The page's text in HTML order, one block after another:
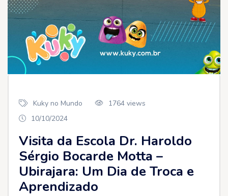
Kuky no Mundo
1764 views
10/10/2024
Visita da Escola Dr. Haroldo
Sérgio Bocarde Motta –
Ubirajara: Um Dia de Troca e
Aprendizado